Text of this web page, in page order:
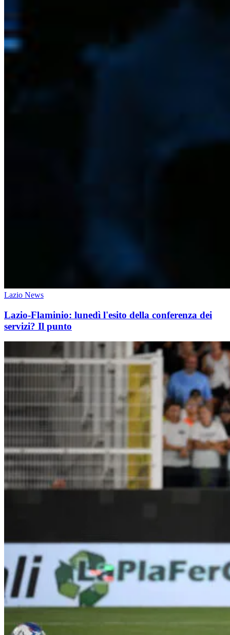
Lazio News
Lazio-Flaminio: lunedì l'esito della conferenza dei
servizi? Il punto